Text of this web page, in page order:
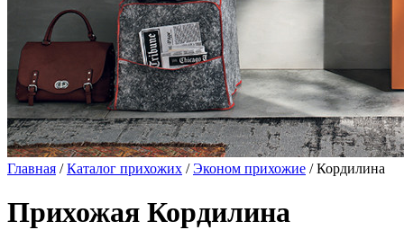
Главная /Каталог прихожих /Эконом прихожие / Кордилина
Прихожая Кордилина